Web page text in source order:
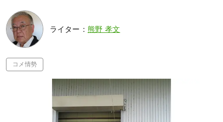
ライター： 熊野 孝文
コメ情勢